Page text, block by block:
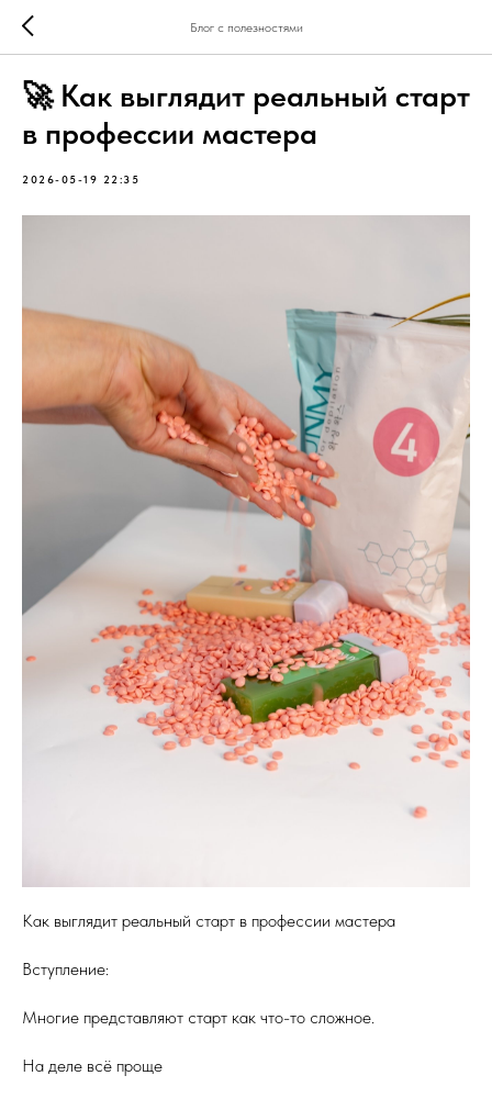
Блог с полезностями
🚀 Как выглядит реальный старт
в профессии мастера
2026-05-19 22:35
Как выглядит реальный старт в профессии мастера
Вступление:
Многие представляют старт как что-то сложное.
На деле всё проще